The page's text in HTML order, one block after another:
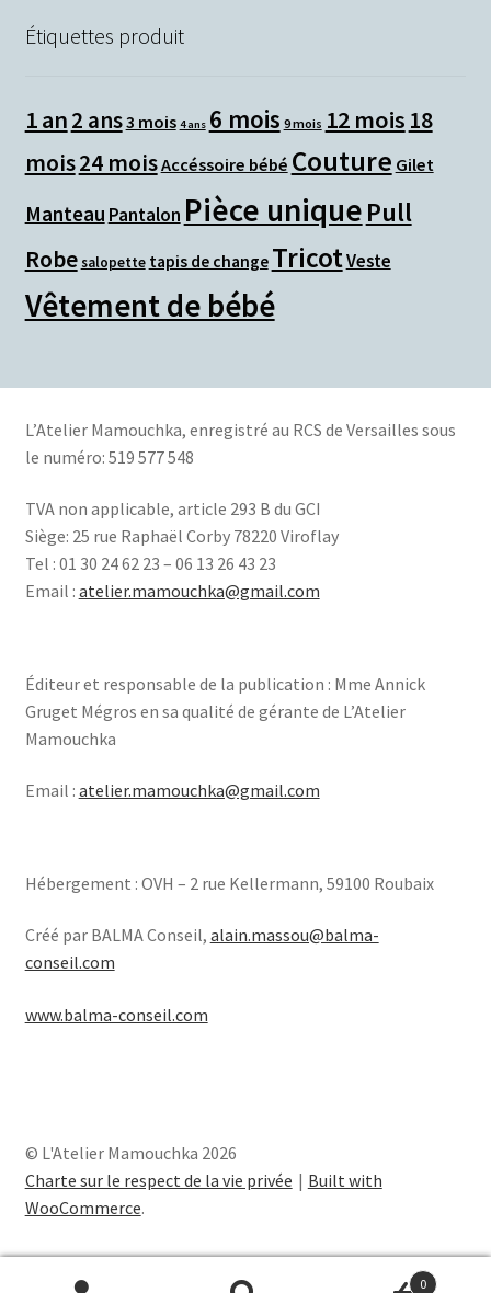
Étiquettes produit
1 an2 ans3 mois 4 ans 6 mois 9 mois 12 mois 18
mois24 moisAccéssoire bébé Couture Gilet
Manteau Pantalon Pièce uniquePull
Robe salopette tapis de change TricotVeste
Vêtement de bébé
L’Atelier Mamouchka, enregistré au RCS de Versailles sous
le numéro: 519 577 548
TVA non applicable, article 293 B du GCI
Siège: 25 rue Raphaël Corby 78220 Viroflay
Tel : 01 30 24 62 23 – 06 13 26 43 23
Email : atelier.mamouchka@gmail.com
Éditeur et responsable de la publication : Mme Annick
Gruget Mégros en sa qualité de gérante de L’Atelier
Mamouchka
Email : atelier.mamouchka@gmail.com
Hébergement : OVH – 2 rue Kellermann, 59100 Roubaix
Créé par BALMA Conseil, alain.massou@balma-
conseil.com
www.balma-conseil.com
© L'Atelier Mamouchka 2026
Charte sur le respect de la vie privée
Built with
WooCommerce.
0